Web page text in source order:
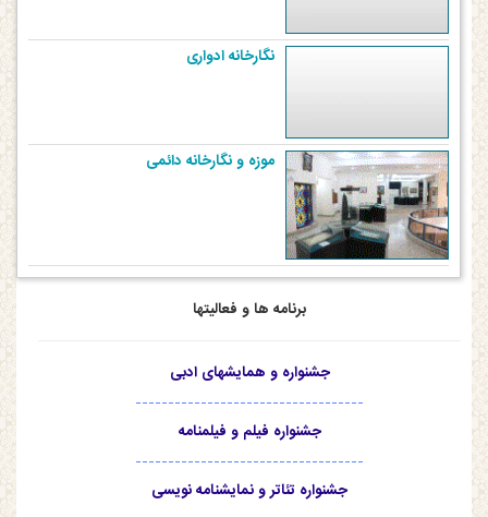
نگارخانه ادواری
موزه و نگارخانه دائمی
برنامه ها و فعالیتها
جشنواره و همایشهای ادبی
-----------------------------------
جشنواره فیلم و فیلمنامه
-----------------------------------
جشنواره تئاتر و نمایشنامه نویسی